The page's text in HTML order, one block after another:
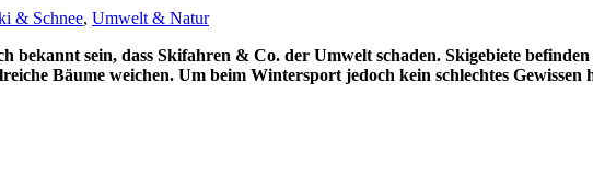
& Schnee, Umwelt & Natur
bekannt sein, dass Skifahren & Co. der Umwelt schaden. Skigebiete
Bäume weichen. Um beim Wintersport jedoch kein schlechtes